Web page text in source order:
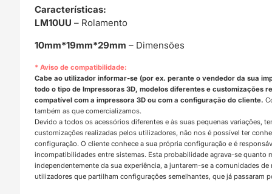
Características:
LM10UU – Rolamento
10mm*19mm*29mm – Dimensões
* Aviso de compatibilidade:
Cabe ao utilizador informar-se (por ex. perante o vendedor da sua
todo o tipo de Impressoras 3D, modelos diferentes e customizações
compatível com a impressora 3D ou com a configuração do cliente.
também as que comercializamos.
Devido a todos os acessórios diferentes e às suas pequenas variações,
customizações realizadas pelos utilizadores, não nos é possível ter
configuração. O cliente conhece a sua própria configuração e é
incompatibilidades entre sistemas. Esta probabilidade agrava-se
independentemente da sua experiência, a juntarem-se a comunidades
utilizadores que partilham configurações semelhantes, que já passaram